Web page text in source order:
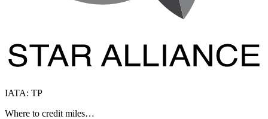
IATA: TP
Where to credit miles…